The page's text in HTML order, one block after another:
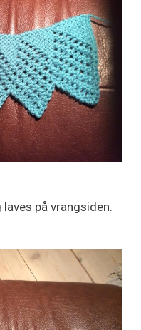
på vrangsiden.